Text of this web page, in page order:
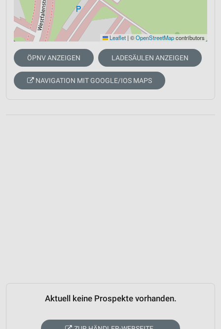
Leaflet | ©OpenStreetMapcontributors
ÖPNV ANZEIGEN LADESÄULEN ANZEIGEN
NAVIGATION MIT GOOGLE/IOS MAPS
Aktuell keine Prospekte vorhanden.